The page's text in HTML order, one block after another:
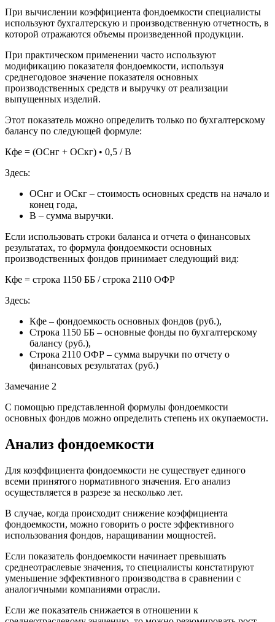
При вычислении коэффициента фондоемкости специалисты
используют бухгалтерскую и производственную отчетность, в
которой отражаются объемы произведенной продукции.
При практическом применении часто используют
модификацию показателя фондоемкости, используя
среднегодовое значение показателя основных
производственных средств и выручку от реализации
выпущенных изделий.
Этот показатель можно определить только по бухгалтерскому
балансу по следующей формуле:
Кфе = (ОСнг + ОСкг) • 0,5 / В
Здесь:
ОСнг и ОСкг – стоимость основных средств на начало и
конец года,
В – сумма выручки.
Если использовать строки баланса и отчета о финансовых
результатах, то формула фондоемкости основных
производственных фондов принимает следующий вид:
Кфе = строка 1150 ББ / строка 2110 ОФР
Здесь:
Кфе – фондоемкость основных фондов (руб.),
Строка 1150 ББ – основные фонды по бухгалтерскому
балансу (руб.),
Строка 2110 ОФР – сумма выручки по отчету о
финансовых результатах (руб.)
Замечание 2
С помощью представленной формулы фондоемкости
основных фондов можно определить степень их окупаемости.
Анализ фондоемкости
Для коэффициента фондоемкости не существует единого
всеми принятого нормативного значения. Его анализ
осуществляется в разрезе за несколько лет.
В случае, когда происходит снижение коэффициента
фондоемкости, можно говорить о росте эффективного
использования фондов, наращивании мощностей.
Если показатель фондоемкости начинает превышать
среднеотраслевые значения, то специалисты констатируют
уменьшение эффективного производства в сравнении с
аналогичными компаниями отрасли.
Если же показатель снижается в отношении к